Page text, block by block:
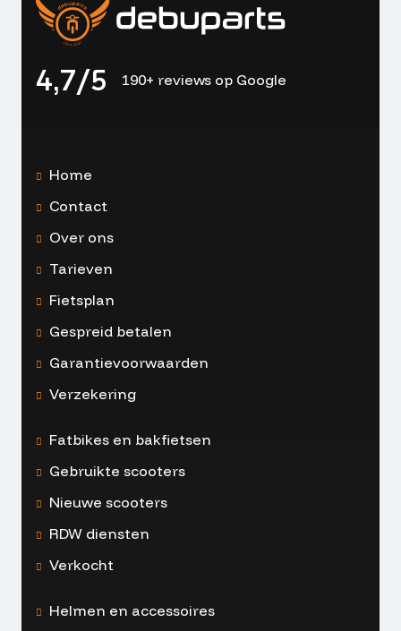
4,7/5 190+ reviews op Google
Home
Contact
Over ons
Tarieven
Fietsplan
Gespreid betalen
Garantievoorwaarden
Verzekering
Fatbikes en bakfietsen
Gebruikte scooters
Nieuwe scooters
RDW diensten
Verkocht
Helmen en accessoires